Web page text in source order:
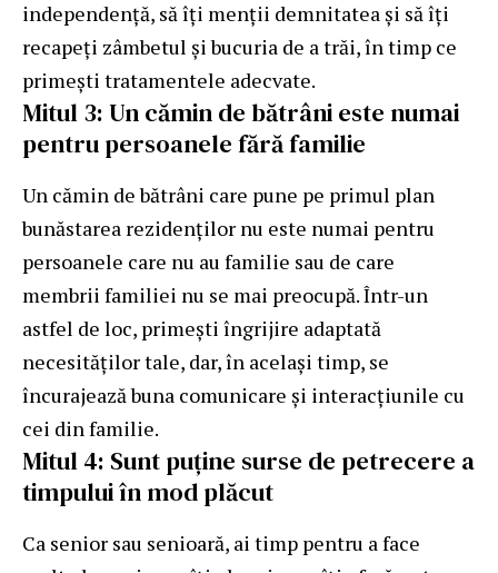
independență, să îți menții demnitatea și să îți
recapeți zâmbetul și bucuria de a trăi, în timp ce
primești tratamentele adecvate.
Mitul 3: Un cămin de bătrâni este numai
pentru persoanele fără familie
Un cămin de bătrâni care pune pe primul plan
bunăstarea rezidenților nu este numai pentru
persoanele care nu au familie sau de care
membrii familiei nu se mai preocupă. Într-un
astfel de loc, primești îngrijire adaptată
necesităților tale, dar, în același timp, se
încurajează buna comunicare și interacțiunile cu
cei din familie.
Mitul 4: Sunt puține surse de petrecere a
timpului în mod plăcut
Ca senior sau senioară, ai timp pentru a face